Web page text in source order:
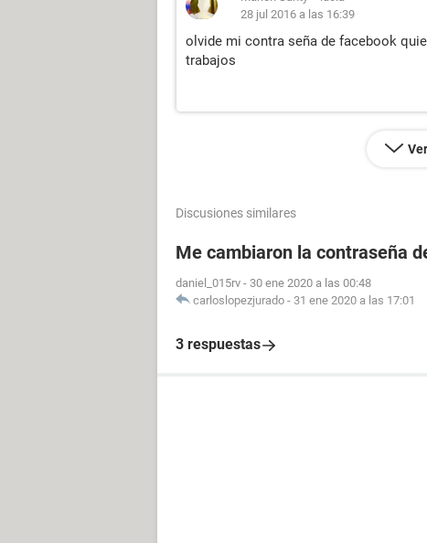
28 jul 2016 a las 16:39
olvide mi contra seña de facebook
trabajos
Discusiones similares
Me cambiaron la contraseña
daniel_015rv - 30 ene 2020 a las 00:48
carloslopezjurado - 31 ene 2020 a las 17:01
3 respuestas